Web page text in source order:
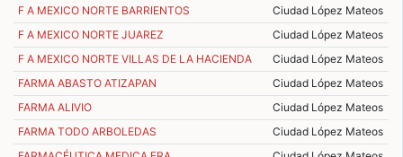
F A MEXICO NORTE BARRIENTOS
Ciudad López Mateos
F A MEXICO NORTE JUAREZ
Ciudad López Mateos
F A MEXICO NORTE VILLAS DE LA HACIENDA
Ciudad López Mateos
FARMA ABASTO ATIZAPAN
Ciudad López Mateos
FARMA ALIVIO
Ciudad López Mateos
FARMA TODO ARBOLEDAS
Ciudad López Mateos